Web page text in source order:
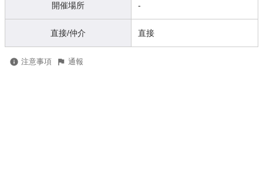
開催場所 -
直接/仲介 直接
注意事項 通報